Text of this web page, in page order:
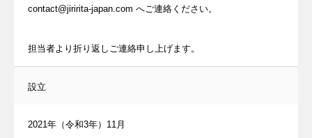
contact@jiririta-japan.com へご連絡ください。
担当者より折り返しご連絡申し上げます。
設立
2021年（令和3年）11月